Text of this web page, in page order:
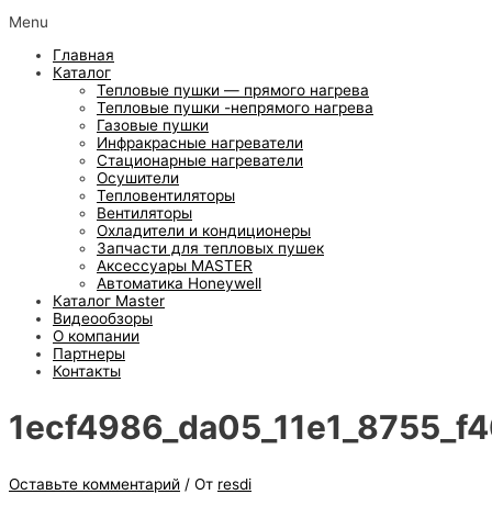
Menu
Главная
Каталог
Тепловые пушки — прямого нагрева
Тепловые пушки -непрямого нагрева
Газовые пушки
Инфракрасные нагреватели
Стационарные нагреватели
Осушители
Тепловентиляторы
Вентиляторы
Охладители и кондиционеры
Запчасти для тепловых пушек
Аксессуары MASTER
Автоматика Honeywell
Каталог Master
Видеообзоры
О компании
Партнеры
Контакты
Оставьте комментарий / От resdi